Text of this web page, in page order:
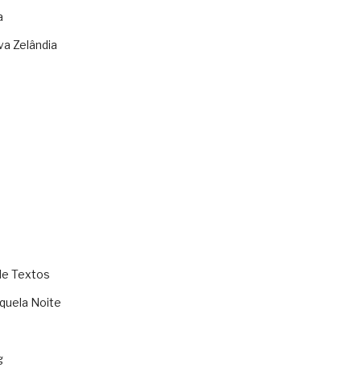
Zelândia
Textos
Noite